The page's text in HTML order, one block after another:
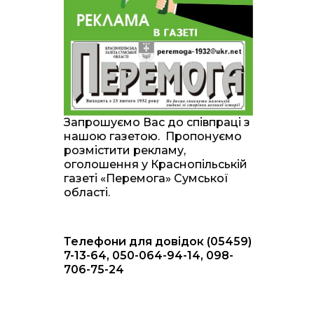
20:00
28 лип
Житлові сертифікати,
підготовка до зими та
підтримка ВПО: підсумки
засідання виконкому
Краснопільської
селищної ради
10:36
28 лип
Валентина Масалітіна:
«Нас тримає віра в
Перемогу і повернення
додому»
10:31
28 лип
Знову біль… Знову
втрата… На щиті
16:57
24 лип
Обмежено придатний,
але безмежно
вмотивований: Як
колишній лісівник став
Запрошуємо Вас до співпраці з
нашою газетою. Пропонуємо
розмістити рекламу,
оголошення у Краснопільській
газеті «Перемога» Сумської
області.
Телефони для довідок (05459)
7-13-64, 050-064-94-14, 098-
706-75-24